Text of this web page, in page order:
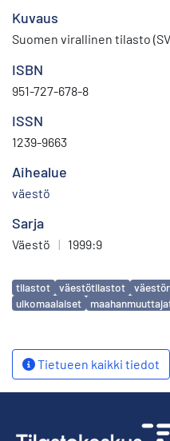
Kuvaus
Suomen virallinen tilasto
ISBN
951-727-678-8
ISSN
1239-9663
Aihealue
väestö
Sarja
Väestö | 1999:9
Avainsanat
tilastot väestötilastot
ulkomaalaiset
Tietueen kaikki tiedot